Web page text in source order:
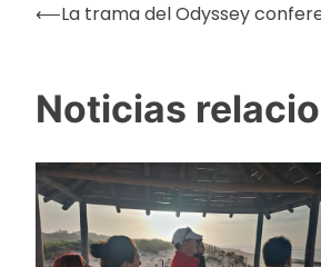
de
entradas
⟵La trama del Odyssey
Noticias